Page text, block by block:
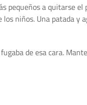
pequeños a quitarse el
niños. Una patada y
de esa cara.